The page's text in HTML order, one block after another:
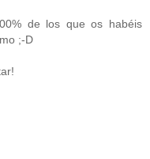
de los que os habéis
;-D